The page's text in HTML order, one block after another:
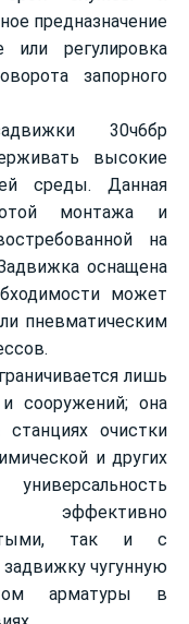
предназначение
регулировка
запорного
30ч6бр
высокие
среды. Данная
монтажа и
на
оснащена
может
пневматическим
лишь
сооружений; она
очистки
и других
эффективно
так и с
чугунную
арматуры в